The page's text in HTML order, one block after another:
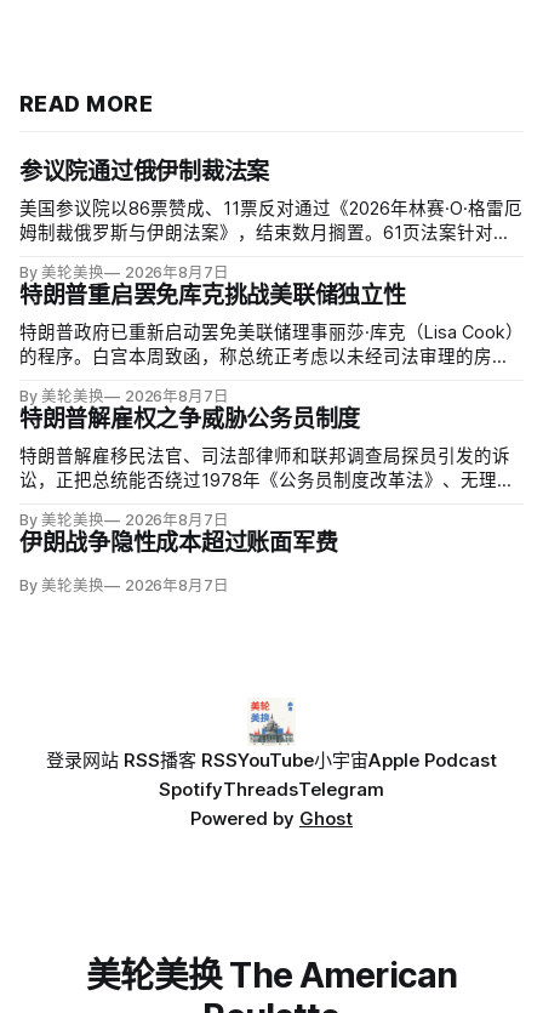
READ MORE
参议院通过俄伊制裁法案
美国参议院以86票赞成、11票反对通过《2026年林赛·O·格雷厄
姆制裁俄罗斯与伊朗法案》，结束数月搁置。61页法案针对俄
裁；同时授权对购买俄油气最多的五个国家实施定向关税，意
在切断支持俄乌战争的能源收入。
By 美轮美换 2026年8月7日
特朗普重启罢免库克挑战美联储独立性
特朗普政府已重新启动罢免美联储理事丽莎·库克（Lisa Cook）
的程序。白宫本周致函，称总统正考虑以未经司法审理的房贷
By 美轮美换 2026年8月7日
特朗普解雇权之争威胁公务员制度
特朗普解雇移民法官、司法部律师和联邦调查局探员引发的诉
讼，正把总统能否绕过1978年《公务员制度改革法》、无理由
天将全院审理两名前移民法官梅根·杰克勒（Megan Jackler）
和布兰登·贾罗赫（Brandon Jaroc…
By 美轮美换 2026年8月7日
伊朗战争隐性成本超过账面军费
By 美轮美换 2026年8月7日
登录网站 RSS播客 RSSYouTube小宇宙Apple Podcast
SpotifyThreadsTelegram
Powered by Ghost
美轮美换 The American